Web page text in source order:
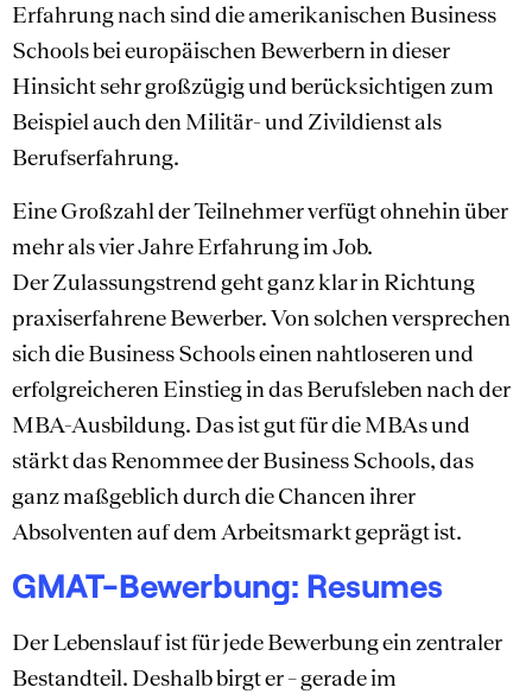
Erfahrung nach sind die amerikanischen Business
Schools bei europäischen Bewerbern in dieser
Hinsicht sehr großzügig und berücksichtigen zum
Beispiel auch den Militär- und Zivildienst als
Berufserfahrung.
Eine Großzahl der Teilnehmer verfügt ohnehin über
mehr als vier Jahre Erfahrung im Job.
Der Zulassungstrend geht ganz klar in Richtung
praxiserfahrene Bewerber. Von solchen versprechen
sich die Business Schools einen nahtloseren und
erfolgreicheren Einstieg in das Berufsleben nach der
MBA-Ausbildung. Das ist gut für die MBAs und
stärkt das Renommee der Business Schools, das
ganz maßgeblich durch die Chancen ihrer
Absolventen auf dem Arbeitsmarkt geprägt ist.
GMAT-Bewerbung: Resumes
Der Lebenslauf ist für jede Bewerbung ein zentraler
Bestandteil. Deshalb birgt er – gerade im